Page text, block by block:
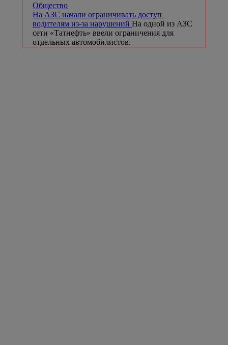
Общество
На АЗС начали ограничивать доступ
водителям из-за нарушений На одной из АЗС
сети «Татнефть» ввели ограничения для
отдельных автомобилистов.